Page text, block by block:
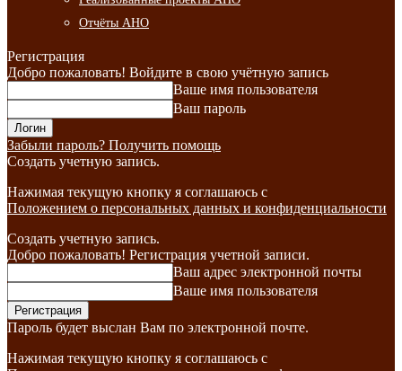
Отчёты АНО
Регистрация
Добро пожаловать! Войдите в свою учётную запись
Ваше имя пользователя
Ваш пароль
Забыли пароль? Получить помощь
Создать учетную запись.
Нажимая текущую кнопку я соглашаюсь с
Положением о персональных данных и конфиденциальности
Создать учетную запись.
Добро пожаловать! Регистрация учетной записи.
Ваш адрес электронной почты
Ваше имя пользователя
Пароль будет выслан Вам по электронной почте.
Нажимая текущую кнопку я соглашаюсь с